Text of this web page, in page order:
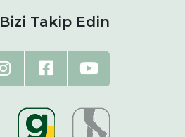
Bizi Takip Edin